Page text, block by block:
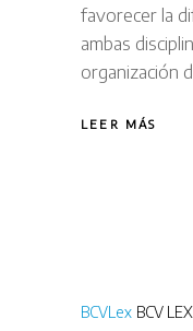
favorecer la
ambas
organización
LEER MÁS
BCVLex BCV